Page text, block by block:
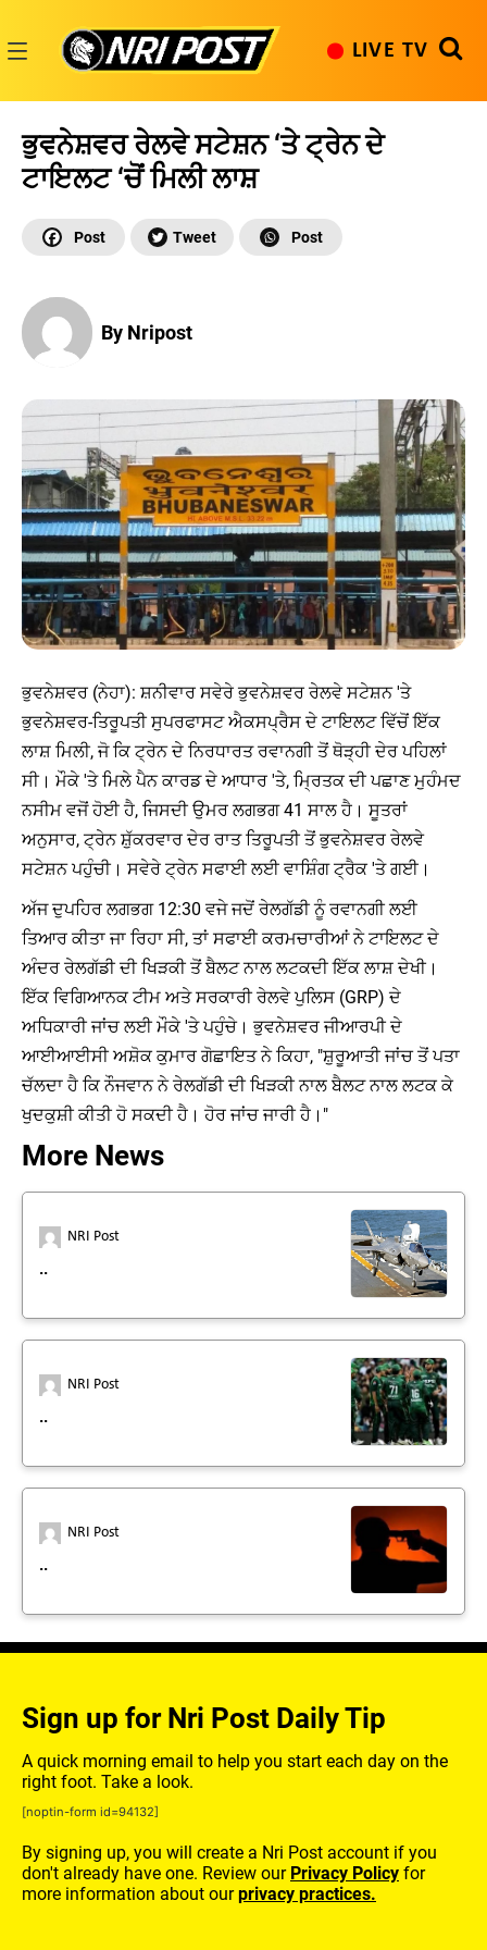
content
LIVE TV
ਭੁਵਨੇਸ਼ਵਰ ਰੇਲਵੇ ਸਟੇਸ਼ਨ ‘ਤੇ ਟ੍ਰੇਨ ਦੇ
ਟਾਇਲਟ ‘ਚੋਂ ਮਿਲੀ ਲਾਸ਼
By Nripost
ਭੁਵਨੇਸ਼ਵਰ (ਨੇਹਾ): ਸ਼ਨੀਵਾਰ ਸਵੇਰੇ ਭੁਵਨੇਸ਼ਵਰ ਰੇਲਵੇ ਸਟੇਸ਼ਨ 'ਤੇ
ਭੁਵਨੇਸ਼ਵਰ-ਤਿਰੂਪਤੀ ਸੁਪਰਫਾਸਟ ਐਕਸਪ੍ਰੈਸ ਦੇ ਟਾਇਲਟ ਵਿੱਚੋਂ ਇੱਕ
ਲਾਸ਼ ਮਿਲੀ, ਜੋ ਕਿ ਟ੍ਰੇਨ ਦੇ ਨਿਰਧਾਰਤ ਰਵਾਨਗੀ ਤੋਂ ਥੋੜ੍ਹੀ ਦੇਰ ਪਹਿਲਾਂ
ਸੀ। ਮੌਕੇ 'ਤੇ ਮਿਲੇ ਪੈਨ ਕਾਰਡ ਦੇ ਆਧਾਰ 'ਤੇ, ਮ੍ਰਿਤਕ ਦੀ ਪਛਾਣ ਮੁਹੰਮਦ
ਨਸੀਮ ਵਜੋਂ ਹੋਈ ਹੈ, ਜਿਸਦੀ ਉਮਰ ਲਗਭਗ 41 ਸਾਲ ਹੈ। ਸੂਤਰਾਂ
ਅਨੁਸਾਰ, ਟ੍ਰੇਨ ਸ਼ੁੱਕਰਵਾਰ ਦੇਰ ਰਾਤ ਤਿਰੂਪਤੀ ਤੋਂ ਭੁਵਨੇਸ਼ਵਰ ਰੇਲਵੇ
ਸਟੇਸ਼ਨ ਪਹੁੰਚੀ। ਸਵੇਰੇ ਟ੍ਰੇਨ ਸਫਾਈ ਲਈ ਵਾਸ਼ਿੰਗ ਟ੍ਰੈਕ 'ਤੇ ਗਈ।
ਅੱਜ ਦੁਪਹਿਰ ਲਗਭਗ 12:30 ਵਜੇ ਜਦੋਂ ਰੇਲਗੱਡੀ ਨੂੰ ਰਵਾਨਗੀ ਲਈ
ਤਿਆਰ ਕੀਤਾ ਜਾ ਰਿਹਾ ਸੀ, ਤਾਂ ਸਫਾਈ ਕਰਮਚਾਰੀਆਂ ਨੇ ਟਾਇਲਟ ਦੇ
ਅੰਦਰ ਰੇਲਗੱਡੀ ਦੀ ਖਿੜਕੀ ਤੋਂ ਬੈਲਟ ਨਾਲ ਲਟਕਦੀ ਇੱਕ ਲਾਸ਼ ਦੇਖੀ।
ਇੱਕ ਵਿਗਿਆਨਕ ਟੀਮ ਅਤੇ ਸਰਕਾਰੀ ਰੇਲਵੇ ਪੁਲਿਸ (GRP) ਦੇ
ਅਧਿਕਾਰੀ ਜਾਂਚ ਲਈ ਮੌਕੇ 'ਤੇ ਪਹੁੰਚੇ। ਭੁਵਨੇਸ਼ਵਰ ਜੀਆਰਪੀ ਦੇ
ਆਈਆਈਸੀ ਅਸ਼ੋਕ ਕੁਮਾਰ ਗੋਛਾਇਤ ਨੇ ਕਿਹਾ, "ਸ਼ੁਰੂਆਤੀ ਜਾਂਚ ਤੋਂ ਪਤਾ
ਚੱਲਦਾ ਹੈ ਕਿ ਨੌਜਵਾਨ ਨੇ ਰੇਲਗੱਡੀ ਦੀ ਖਿੜਕੀ ਨਾਲ ਬੈਲਟ ਨਾਲ ਲਟਕ ਕੇ
ਖੁਦਕੁਸ਼ੀ ਕੀਤੀ ਹੋ ਸਕਦੀ ਹੈ। ਹੋਰ ਜਾਂਚ ਜਾਰੀ ਹੈ।"
More News
NRI Post
..
NRI Post
..
NRI Post
..
Sign up for Nri Post Daily Tip
A quick morning email to help you start each day on the
right foot. Take a look.
[noptin-form id=94132]
By signing up, you will create a Nri Post account if you
don't already have one. Review our Privacy Policy for
more information about ourprivacy practices.